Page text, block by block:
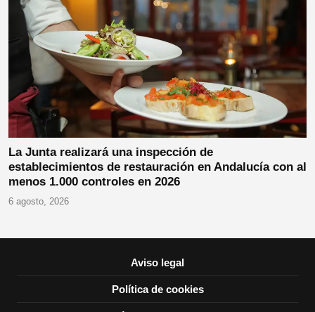
La Junta realizará una inspección de
establecimientos de restauración en Andalucía con al
menos 1.000 controles en 2026
6 agosto, 2026
Aviso legal
Política de cookies